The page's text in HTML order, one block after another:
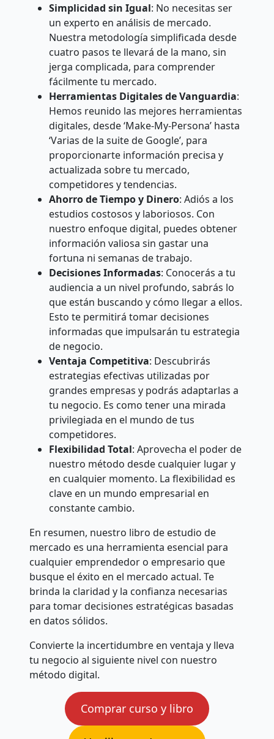
Simplicidad sin Igual: No necesitas ser
un experto en análisis de mercado.
Nuestra metodología simplificada desde
cuatro pasos te llevará de la mano, sin
jerga complicada, para comprender
fácilmente tu mercado.
Herramientas Digitales de Vanguardia:
Hemos reunido las mejores herramientas
digitales, desde ‘Make-My-Persona’ hasta
‘Varias de la suite de Google’, para
proporcionarte información precisa y
actualizada sobre tu mercado,
competidores y tendencias.
Ahorro de Tiempo y Dinero: Adiós a los
estudios costosos y laboriosos. Con
nuestro enfoque digital, puedes obtener
información valiosa sin gastar una
fortuna ni semanas de trabajo.
Decisiones Informadas: Conocerás a tu
audiencia a un nivel profundo, sabrás lo
que están buscando y cómo llegar a ellos.
Esto te permitirá tomar decisiones
informadas que impulsarán tu estrategia
de negocio.
Ventaja Competitiva: Descubrirás
estrategias efectivas utilizadas por
grandes empresas y podrás adaptarlas a
tu negocio. Es como tener una mirada
privilegiada en el mundo de tus
competidores.
Flexibilidad Total: Aprovecha el poder de
nuestro método desde cualquier lugar y
en cualquier momento. La flexibilidad es
clave en un mundo empresarial en
constante cambio.
En resumen, nuestro libro de estudio de
mercado es una herramienta esencial para
cualquier emprendedor o empresario que
busque el éxito en el mercado actual. Te
brinda la claridad y la confianza necesarias
para tomar decisiones estratégicas basadas
en datos sólidos.
Convierte la incertidumbre en ventaja y lleva
tu negocio al siguiente nivel con nuestro
método digital.
Comprar curso y libro